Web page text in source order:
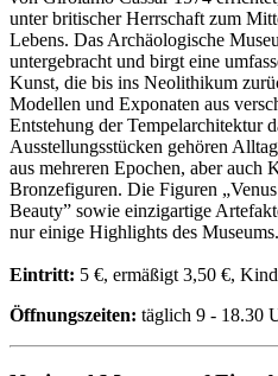
unter britischer Herrschaft zum
Lebens. Das Archäologische
untergebracht und birgt eine
Kunst, die bis ins Neolithikum
Modellen und Exponaten aus
Entstehung der Tempelarchitektur
Ausstellungsstücken gehören
aus mehreren Epochen, aber auch
Bronzefiguren. Die Figuren
Beauty” sowie einzigartige
nur einige Highlights des Museums.
Eintritt: 5 €, ermäßigt 3,50 €,
Öffnungszeiten: täglich 9 - 18.30